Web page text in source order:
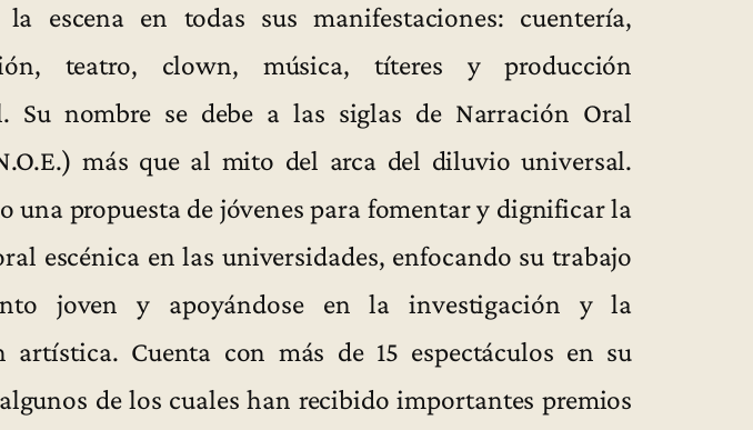
escena en todas sus manifestaciones: cuentería,
teatro, clown, música, títeres y producción
Su nombre se debe a las siglas de Narración Oral
más que al mito del arca del diluvio universal.
una propuesta de jóvenes para fomentar y dignificar la
escénica en las universidades, enfocando su trabajo
joven y apoyándose en la investigación y la
artística. Cuenta con más de 15 espectáculos en su
de los cuales han recibido importantes premios